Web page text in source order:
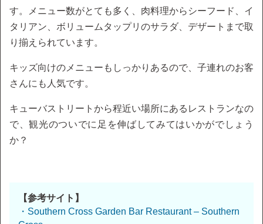
す。メニュー数がとても多く、肉料理からシーフード、イ
タリアン、ボリュームタップリのサラダ、デザートまで取
り揃えられています。
キッズ向けのメニューもしっかりあるので、子連れのお客
さんにも人気です。
キューバストリートから程近い場所にあるレストランなの
で、観光のついでに足を伸ばしてみてはいかがでしょう
か？
【参考サイト】
・Southern Cross Garden Bar Restaurant – Southern